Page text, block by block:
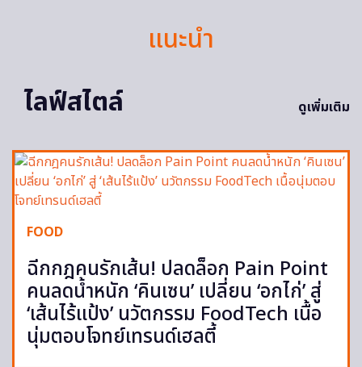
แนะนำ
ไลฟ์สไตล์
ดูเพิ่มเติม
FOOD
ฉีกกฎคนรักเส้น! ปลดล็อก Pain Point
คนลดน้ำหนัก ‘คินเซน’ เปลี่ยน ‘อกไก่’ สู่
‘เส้นไร้แป้ง’ นวัตกรรม FoodTech เนื้อ
นุ่มตอบโจทย์เทรนด์เฮลตี้